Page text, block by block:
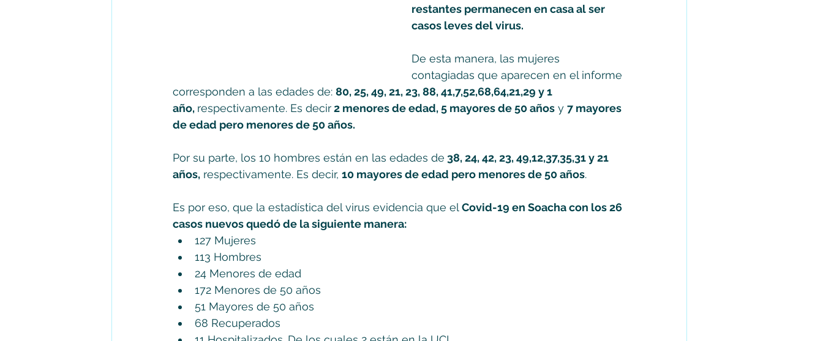
restantes permanecen en casa al ser
casos leves del virus.
De esta manera, las mujeres
contagiadas que aparecen en el informe
corresponden a las edades de: 80, 25, 49, 21, 23, 88, 41,7,52,68,64,21,29 y 1
año, respectivamente. Es decir 2 menores de edad, 5 mayores de 50 años y 7 mayores
de edad pero menores de 50 años.
Por su parte, los 10 hombres están en las edades de 38, 24, 42, 23, 49,12,37,35,31 y 21
años, respectivamente. Es decir, 10 mayores de edad pero menores de 50 años.
Es por eso, que la estadística del virus evidencia que el Covid-19 en Soacha con los 26
casos nuevos quedó de la siguiente manera:
127 Mujeres
113 Hombres
24 Menores de edad
172 Menores de 50 años
51 Mayores de 50 años
68 Recuperados